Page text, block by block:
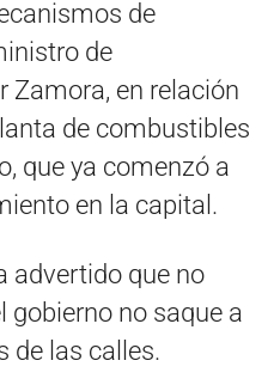
de
de
Zamora, en relación
de combustibles
que ya comenzó a
en la capital.
advertido que no
gobierno no saque a
de las calles.